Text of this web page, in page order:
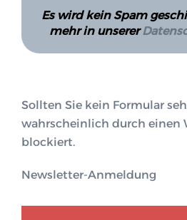
Es wird kein Spam
mehr in unserer
Sollten Sie kein Formular
wahrscheinlich durch einen
blockiert.
Newsletter-Anmeldung